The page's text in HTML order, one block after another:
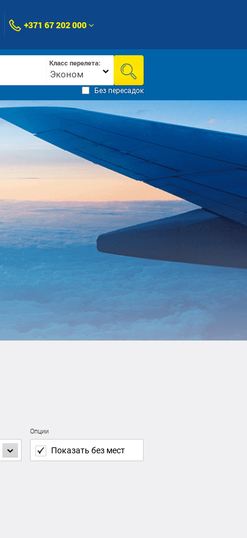
+371 67 202 000
Класс перелета:
Эконом
Без пересадок
Опции
Показать без мест